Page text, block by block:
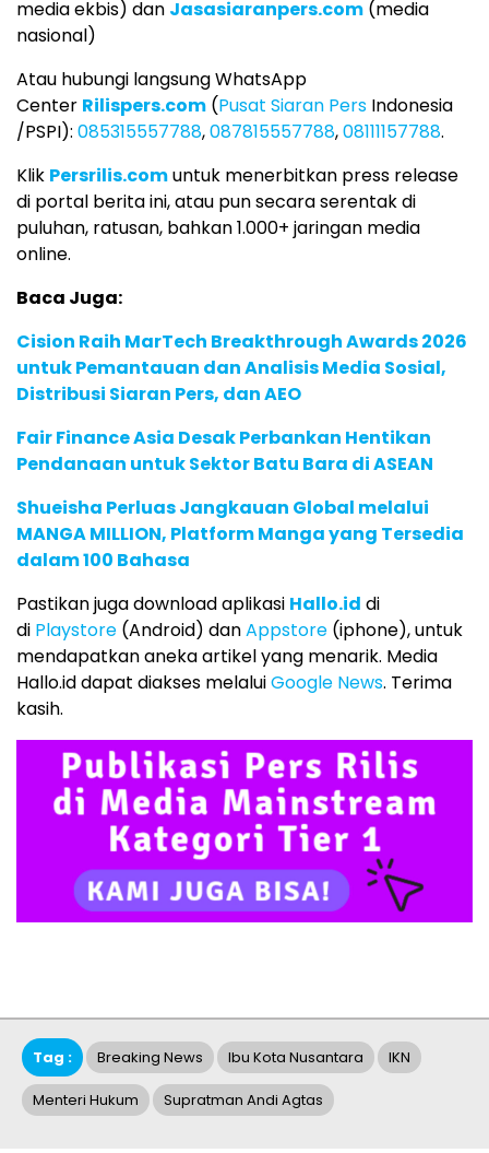
media ekbis) dan Jasasiaranpers.com (media
nasional)
Atau hubungi langsung WhatsApp
Center Rilispers.com (Pusat Siaran Pers Indonesia
/PSPI): 085315557788,087815557788,08111157788.
Klik Persrilis.comuntuk menerbitkan press release
di portal berita ini, atau pun secara serentak di
puluhan, ratusan, bahkan 1.000+ jaringan media
online.
Baca Juga:
Cision Raih MarTech Breakthrough Awards 2026
untuk Pemantauan dan Analisis Media Sosial,
Distribusi Siaran Pers, dan AEO
Fair Finance Asia Desak Perbankan Hentikan
Pendanaan untuk Sektor Batu Bara di ASEAN
Shueisha Perluas Jangkauan Global melalui
MANGA MILLION, Platform Manga yang Tersedia
dalam 100 Bahasa
Pastikan juga download aplikasi Hallo.id di
di Playstore (Android) danAppstore (iphone), untuk
mendapatkan aneka artikel yang menarik. Media
Hallo.id dapat diakses melaluiGoogle News. Terima
kasih.
Tag : Breaking News Ibu Kota Nusantara IKN
Menteri Hukum Supratman Andi Agtas